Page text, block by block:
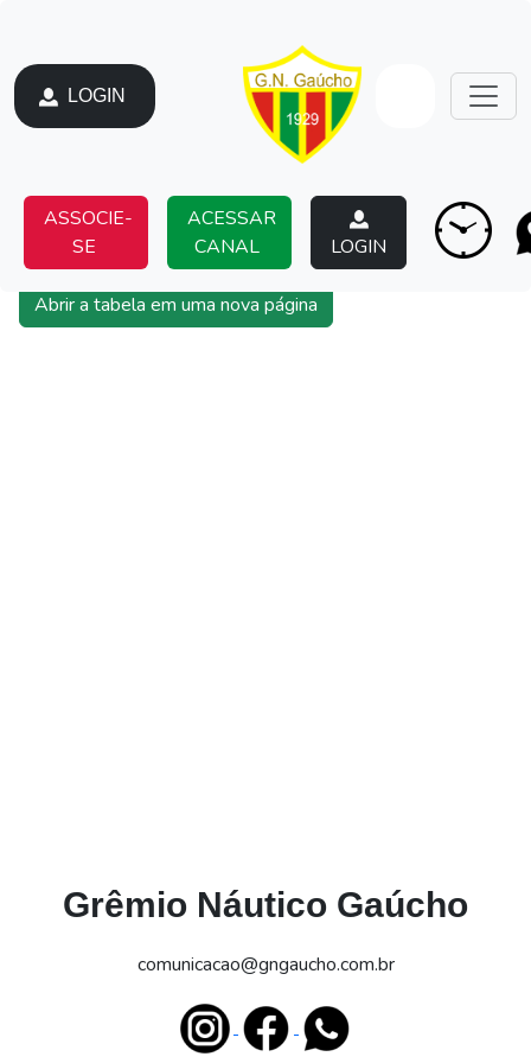
LOGIN
ASSOCIE-
SE
ACESSAR
CANAL
LOGIN
Abrir a tabela em uma nova página
Grêmio Náutico Gaúcho
comunicacao@gngaucho.com.br